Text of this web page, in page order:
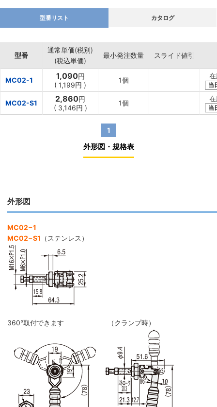
型番リスト カタログ
型番
通常単価(税別)
(税込単価)
最小発注数量 スライド値引
MC02-1 1,090円
( 1,199円 )
1個
当
MC02-S1 2,860円
( 3,146円 )
1個
当
1
外形図・規格表
外形図
MC02−1
MC02−S1 （ステンレス）
360°取付できます （クランプ時）